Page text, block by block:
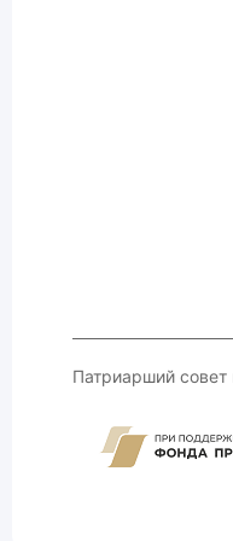
Патриарший совет